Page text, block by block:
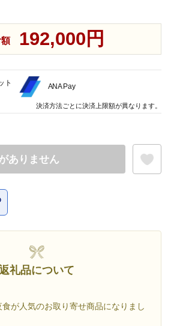
192,000円
ありません
礼品について
が人気のお取り寄せ商品になりまし
ト
ANA Pay
決済方法ごとに決済上限額が異なります。